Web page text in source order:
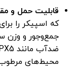
قابلیت حمل و
که اسپیکر را
جمع‌وجور و وزن
محیط‌های مرطوب